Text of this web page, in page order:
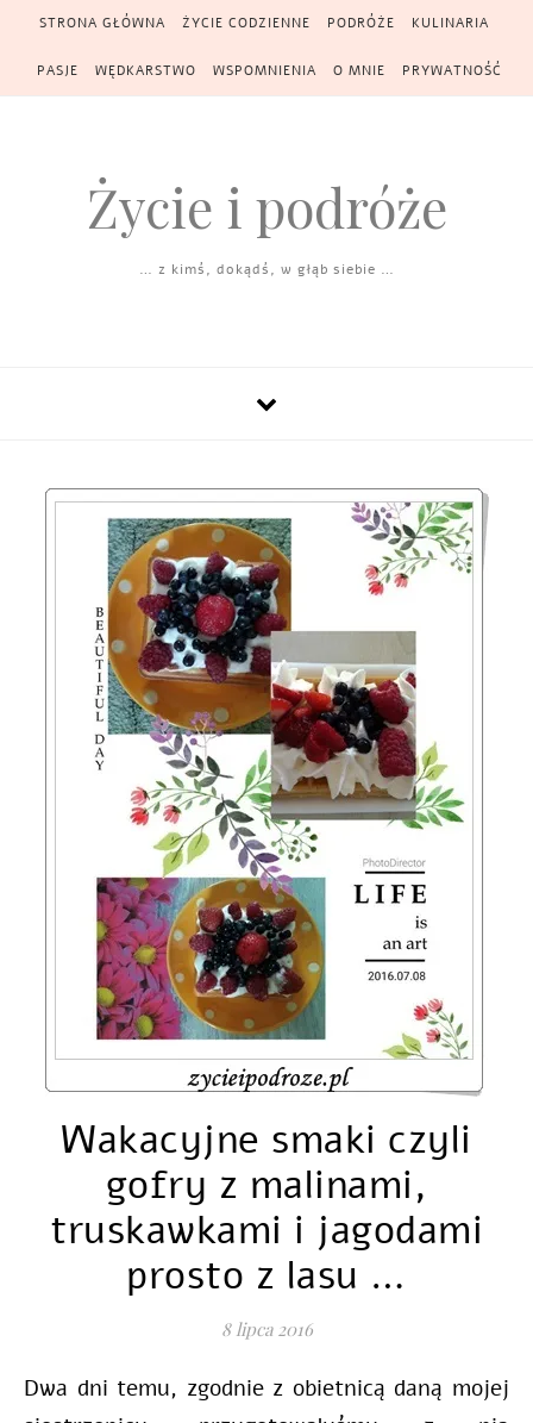
Skip to content
STRONA GŁÓWNA ŻYCIE CODZIENNE PODRÓŻE KULINARIA
PASJE WĘDKARSTWO WSPOMNIENIA O MNIE PRYWATNOŚĆ
Życie i podróże
… z kimś, dokądś, w głąb siebie …
Wakacyjne smaki czyli
gofry z malinami,
truskawkami i jagodami
prosto z lasu …
8 lipca 2016
Dwa dni temu, zgodnie z obietnicą daną mojej